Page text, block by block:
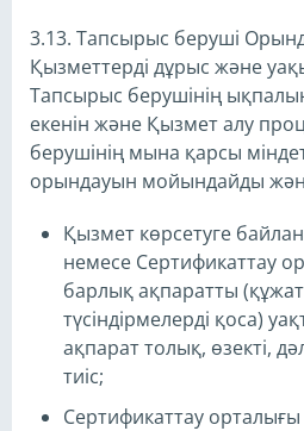
3.13. Тапсырыс беруші
Қызметтерді дұрыс және
Тапсырыс берушінің
екенін және Қызмет алу
берушінің мына қарсы
орындауын мойындайды
Қызмет көрсетуге
немесе Сертификаттау
барлық ақпаратты
түсіндірмелерді қоса)
ақпарат толық, өзекті,
тиіс;
Сертификаттау орталығы